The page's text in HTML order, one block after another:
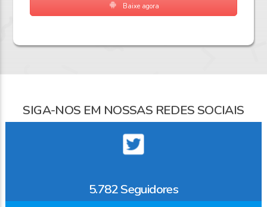
Baixe agora
SIGA-NOS EM NOSSAS REDES SOCIAIS
5.782Seguidores